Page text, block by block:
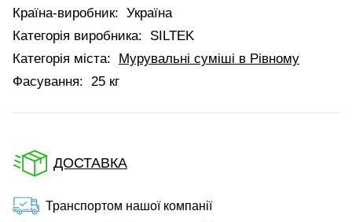
Країна-виробник: Україна
Категорія виробника:
SILTEK
Категорія міста:
Мурувальні суміші в Рівному
Фасування: 25 кг
ДОСТАВКА
Транспортом нашої компанії